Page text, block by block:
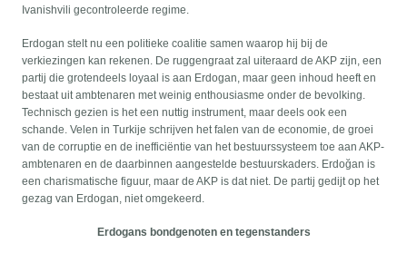
Ivanishvili gecontroleerde regime.
Erdogan stelt nu een politieke coalitie samen waarop hij bij de
verkiezingen kan rekenen. De ruggengraat zal uiteraard de AKP zijn, een
partij die grotendeels loyaal is aan Erdogan, maar geen inhoud heeft en
bestaat uit ambtenaren met weinig enthousiasme onder de bevolking.
Technisch gezien is het een nuttig instrument, maar deels ook een
schande. Velen in Turkije schrijven het falen van de economie, de groei
van de corruptie en de inefficiëntie van het bestuurssysteem toe aan AKP-
ambtenaren en de daarbinnen aangestelde bestuurskaders. Erdoğan is
een charismatische figuur, maar de AKP is dat niet. De partij gedijt op het
gezag van Erdogan, niet omgekeerd.
Erdogans bondgenoten en tegenstanders